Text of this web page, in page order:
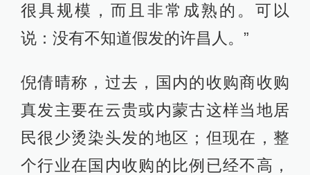
很具规模，而且非常成熟的。可以
说：没有不知道假发的许昌人。”
倪倩晴称，过去，国内的收购商收购
真发主要在云贵或内蒙古这样当地居
民很少烫染头发的地区；但现在，整
个行业在国内收购的比例已经不高，